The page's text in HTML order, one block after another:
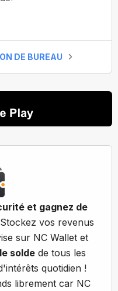
DE BUREAU
et gagnez de
Stockez vos revenus
sur NC Wallet et
soldede tous les
quotidien !
librement car NC